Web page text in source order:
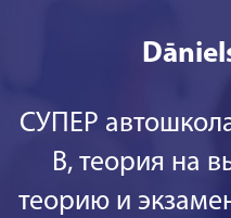
СУПЕР
В, теория на
теорию и